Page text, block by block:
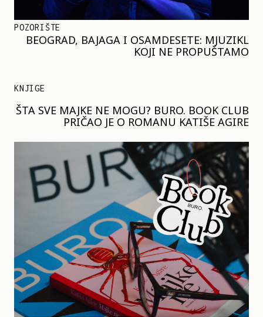
POZORIŠTE
BEOGRAD, BAJAGA I OSAMDESETE: MJUZIKL
KOJI NE PROPUŠTAMO
KNJIGE
ŠTA SVE MAJKE NE MOGU? BURO. BOOK CLUB
PRIČAO JE O ROMANU KATIŠE AGIRE